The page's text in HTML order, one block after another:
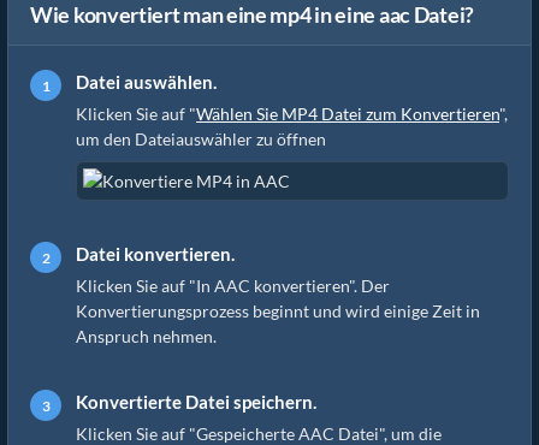
Wie konvertiert man eine mp4 in eine aac Datei?
Datei auswählen.
Klicken Sie auf "Wählen Sie MP4 Datei zum Konvertieren",
um den Dateiauswähler zu öffnen
Datei konvertieren.
Klicken Sie auf "In AAC konvertieren". Der
Konvertierungsprozess beginnt und wird einige Zeit in
Anspruch nehmen.
Konvertierte Datei speichern.
Klicken Sie auf "Gespeicherte AAC Datei", um die